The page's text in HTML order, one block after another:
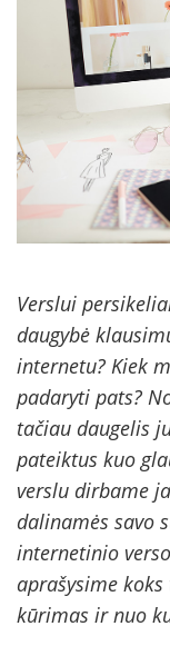
Verslui
daugybė
internetu? Kiek
padaryti pats?
tačiau daugelis
pateiktus kuo
verslu dirbame
dalinamės savo
internetinio
aprašysime
kūrimas ir nuo